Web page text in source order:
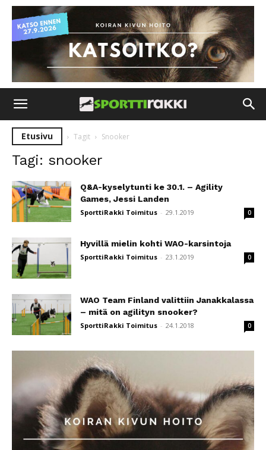
Etusivu Tagit Snooker
Tagi: snooker
Q&A-kyselytunti ke 30.1. – Agility
Games, Jessi Landen
SporttiRakki Toimitus - 29.1.2019 0
Hyvillä mielin kohti WAO-karsintoja
SporttiRakki Toimitus - 23.1.2019 0
WAO Team Finland valittiin Janakkalassa
– mitä on agilityn snooker?
SporttiRakki Toimitus - 24.1.2018 0